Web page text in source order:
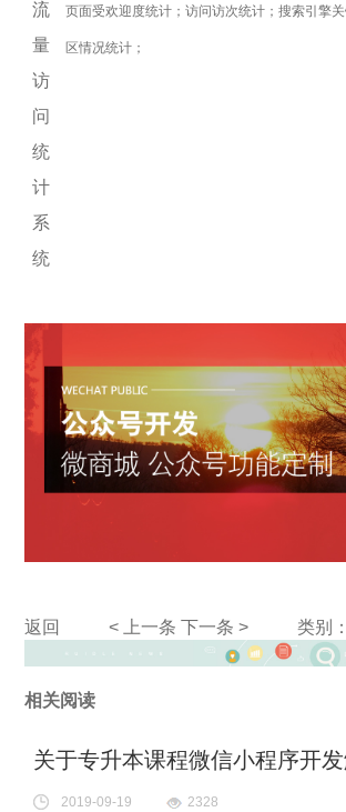
流
量
访
问
统
计
系
统
页面受欢迎度统计；访问访次统计；搜索引擎
区情况统计；
返回 < 上一条 下一条 > 类别：
相关阅读
关于专升本课程微信小程序开
2019-09-19 2328